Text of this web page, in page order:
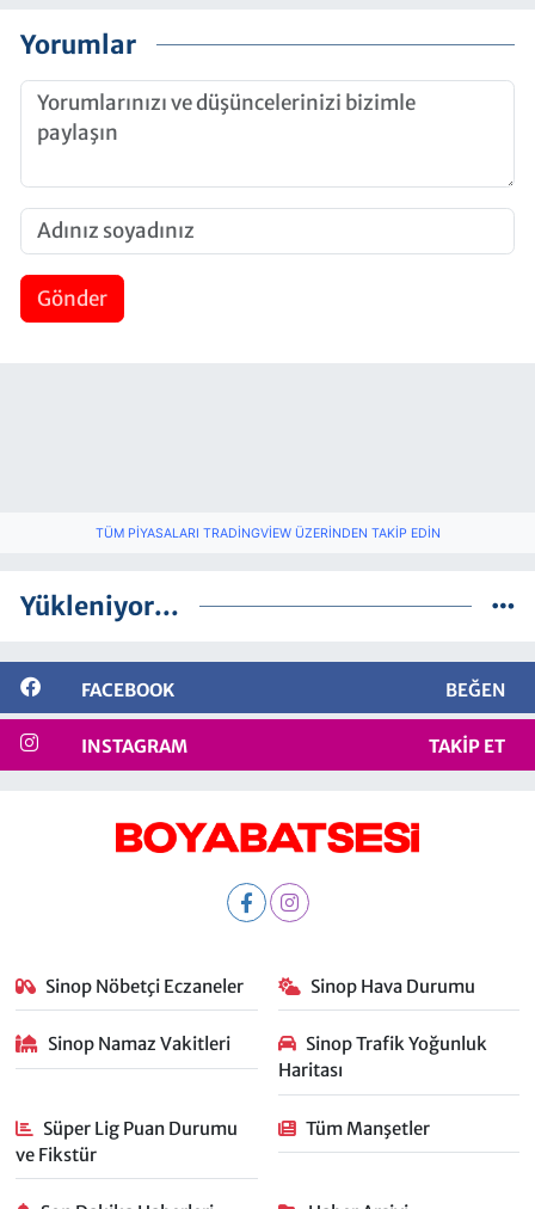
Yorumlar
Gönder
TÜM PIYASALARI TRADINGVIEW ÜZERINDEN TAKIP EDIN
Yükleniyor...
FACEBOOK BEĞEN
INSTAGRAM TAKIP ET
Sinop Nöbetçi Eczaneler Sinop Hava Durumu
Sinop Namaz Vakitleri
Sinop Trafik Yoğunluk
Haritası
Süper Lig Puan Durumu
ve Fikstür
Tüm Manşetler